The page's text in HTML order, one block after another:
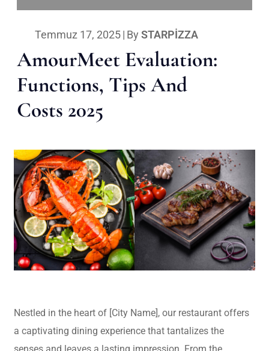
Temmuz 17, 2025| By STARPIZZA
AmourMeet Evaluation:
Functions, Tips And
Costs 2025
Nestled in the heart of [City Name], our restaurant offers
a captivating dining experience that tantalizes the
senses and leaves a lasting impression. From the